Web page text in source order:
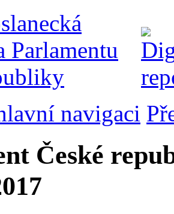
navigaci
České